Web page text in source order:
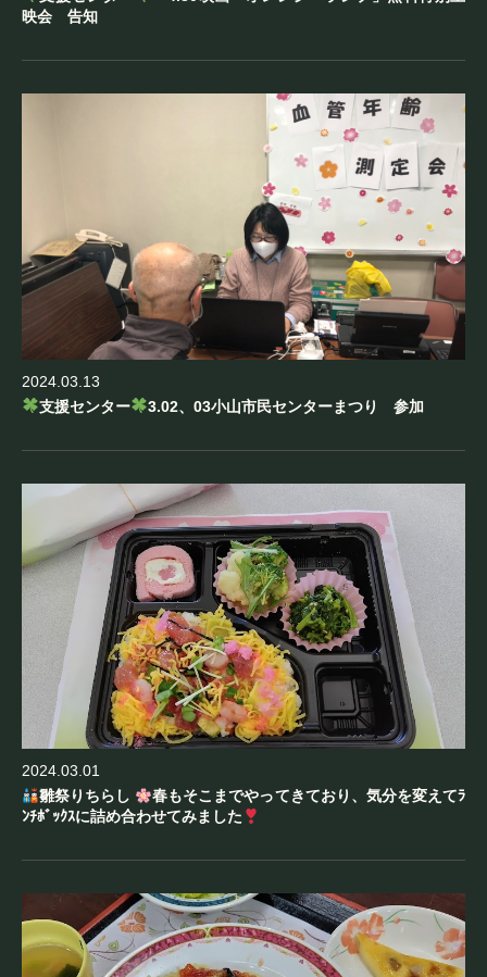
映会 告知
2024.03.13
支援センター
3.02、03小山市民センターまつり 参加
2024.03.01
雛祭りちらし
春もそこまでやってきており、気分を変えてﾗ
ﾝﾁﾎﾞｯｸｽに詰め合わせてみました